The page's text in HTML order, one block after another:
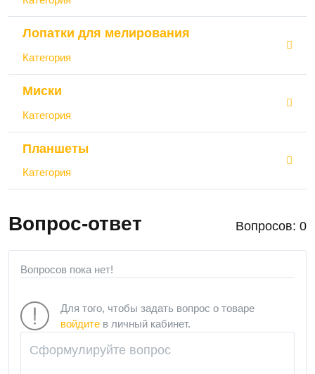
Лопатки для мелирования
Категория
Миски
Категория
Планшеты
Категория
Вопрос-ответ Вопросов: 0
Вопросов пока нет!
Для того, чтобы задать вопрос о товаре
войдите в личный кабинет.